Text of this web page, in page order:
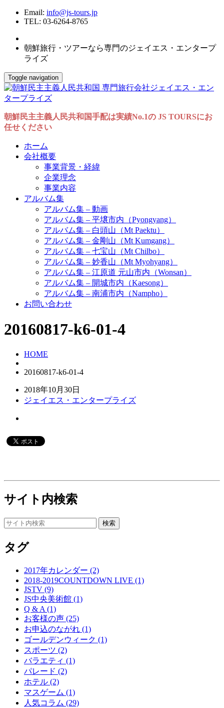
Email: info@js-tours.jp
TEL: 03-6264-8765
朝鮮旅行・ツアーなら専門のジェイエス・エンタープ
ライズ
Toggle navigation
朝鮮民主主義人民共和国手配は実績No.1の JS TOURSにお
任せください
ホーム
会社概要
事業背景・経緯
企業理念
事業内容
アルバム集
アルバム集 – 動画
アルバム集 – 平壌市内（Pyongyang）
アルバム集 – 白頭山（Mt Paektu）
アルバム集 – 金剛山（Mt Kumgang）
アルバム集 – 七宝山（Mt Chilbo）
アルバム集 – 妙香山（Mt Myohyang）
アルバム集 – 江原道 元山市内（Wonsan）
アルバム集 – 開城市内（Kaesong）
アルバム集 – 南浦市内（Nampho）
お問い合わせ
20160817-k6-01-4
HOME
20160817-k6-01-4
2018年10月30日
ジェイエス・エンタープライズ
サイト内検索
タグ
2017年カレンダー (2)
2018-2019COUNTDOWN LIVE (1)
JSTV (9)
JS中央美術館 (1)
Q & A (1)
お客様の声 (25)
お申込のながれ (1)
ゴールデンウィーク (1)
スポーツ (2)
バラエティ (1)
パレード (2)
ホテル (2)
マスゲーム (1)
人気コラム (29)